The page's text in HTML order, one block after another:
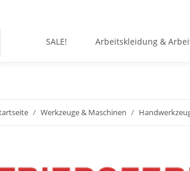
SALE! Arbeitskleidung &
Werkzeuge & Maschinen